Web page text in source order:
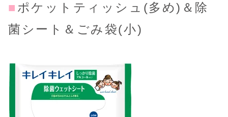
■ ポケットティッシュ(多め)＆除
菌シート＆ごみ袋(小)